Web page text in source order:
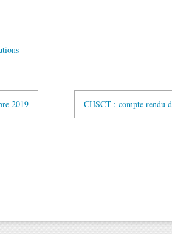
2019 CHSCT : compte rendu